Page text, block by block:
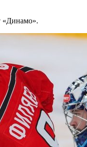
«Динамо».